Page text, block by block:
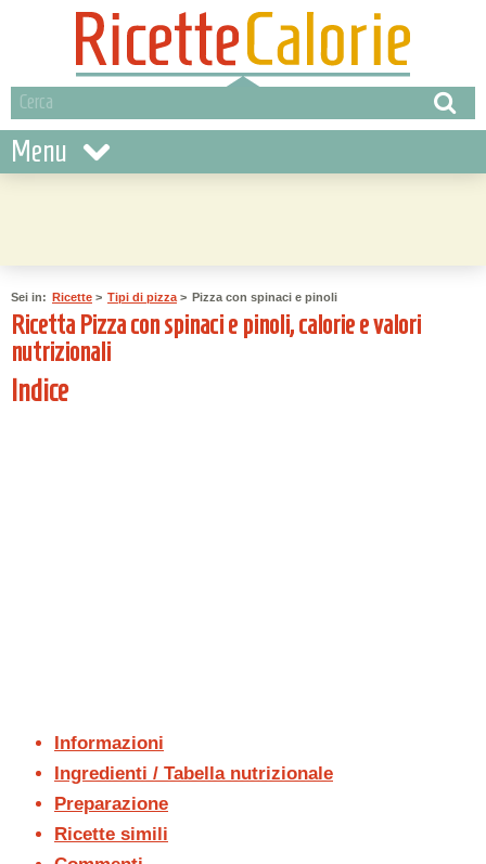
Menu
Sei in: Ricette > Tipi di pizza > Pizza con spinaci e pinoli
Ricetta Pizza con spinaci e pinoli, calorie e valori
nutrizionali
Indice
Informazioni
Ingredienti / Tabella nutrizionale
Preparazione
Ricette simili